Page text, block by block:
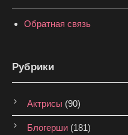
Обратная связь
Рубрики
Актрисы (90)
Блогерши (181)